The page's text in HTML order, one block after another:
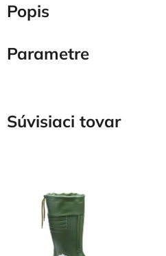
Popis
Parametre
Súvisiaci tovar